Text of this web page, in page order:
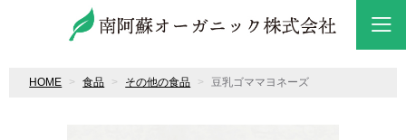
HOME 食品 その他の食品 豆乳ゴママヨネーズ